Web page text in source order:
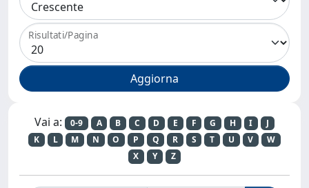
Risultati/Pagina
Vai a: 0-9 A B C D E F G H I
J
K
L M N O P Q R S T U V
W
X
Y Z